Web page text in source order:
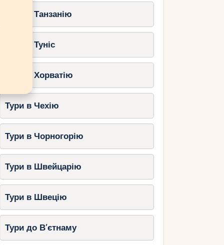
Тури в Танзанію
Тури в Туніс
Тури в Хорватію
Тури в Чехію
Тури в Чорногорію
Тури в Швейцарію
Тури в Швецію
Тури до В’єтнаму